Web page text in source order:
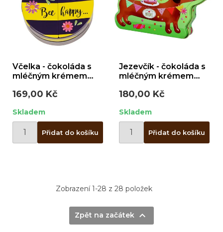
Včelka - čokoláda s
mléčným krémem
169,00 Kč
Skladem
Přidat do košíku
Jezevčík - čokoláda s
mléčným krémem
180,00 Kč
Skladem
Přidat do košíku
Zobrazení 1-28 z 28 položek
Zpět na začátek 